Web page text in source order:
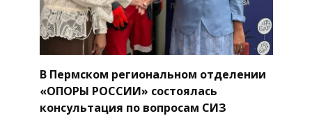
В Пермском региональном отделении
«ОПОРЫ РОССИИ» состоялась
консультация по вопросам СИЗ